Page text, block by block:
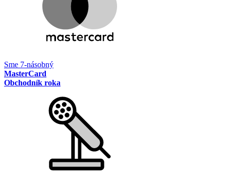
Sme 7-násobný
MasterCard
Obchodník roka